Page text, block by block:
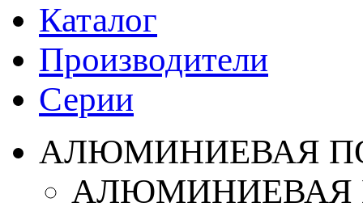
Каталог
Производители
Серии
АЛЮМИНИЕВАЯ
АЛЮМИНИЕВАЯ